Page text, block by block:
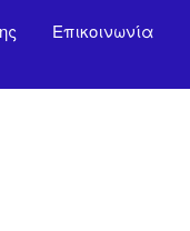
Επικοινωνία